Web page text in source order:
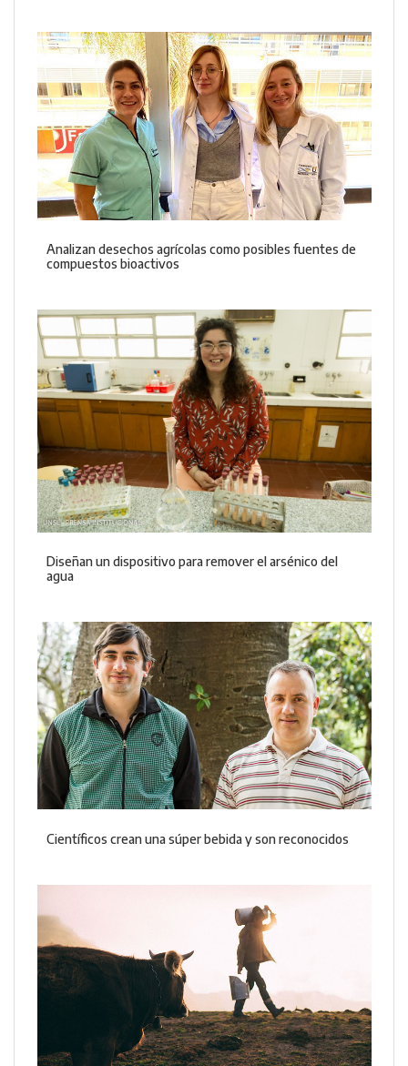
Analizan desechos agrícolas como posibles fuentes de
compuestos bioactivos
Diseñan un dispositivo para remover el arsénico del
agua
Científicos crean una súper bebida y son reconocidos